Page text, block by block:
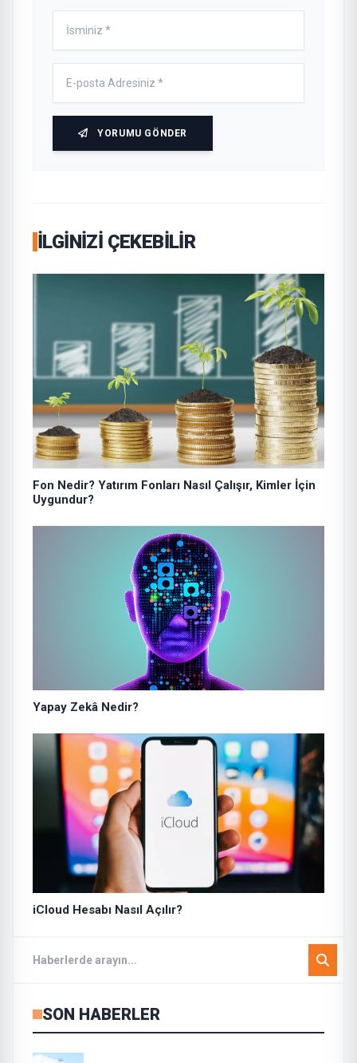
YORUMU GÖNDER
İLGINIZI ÇEKEBILIR
Fon Nedir? Yatırım Fonları Nasıl Çalışır, Kimler İçin
Uygundur?
Yapay Zekâ Nedir?
iCloud Hesabı Nasıl Açılır?
SON HABERLER